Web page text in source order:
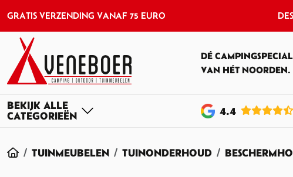
GRATIS VERZENDING VANAF 75 EURO
DÉ
VAN HÉT NOORDEN.
4.4
HOME
TUINMEUBELEN TUINONDERHOUD